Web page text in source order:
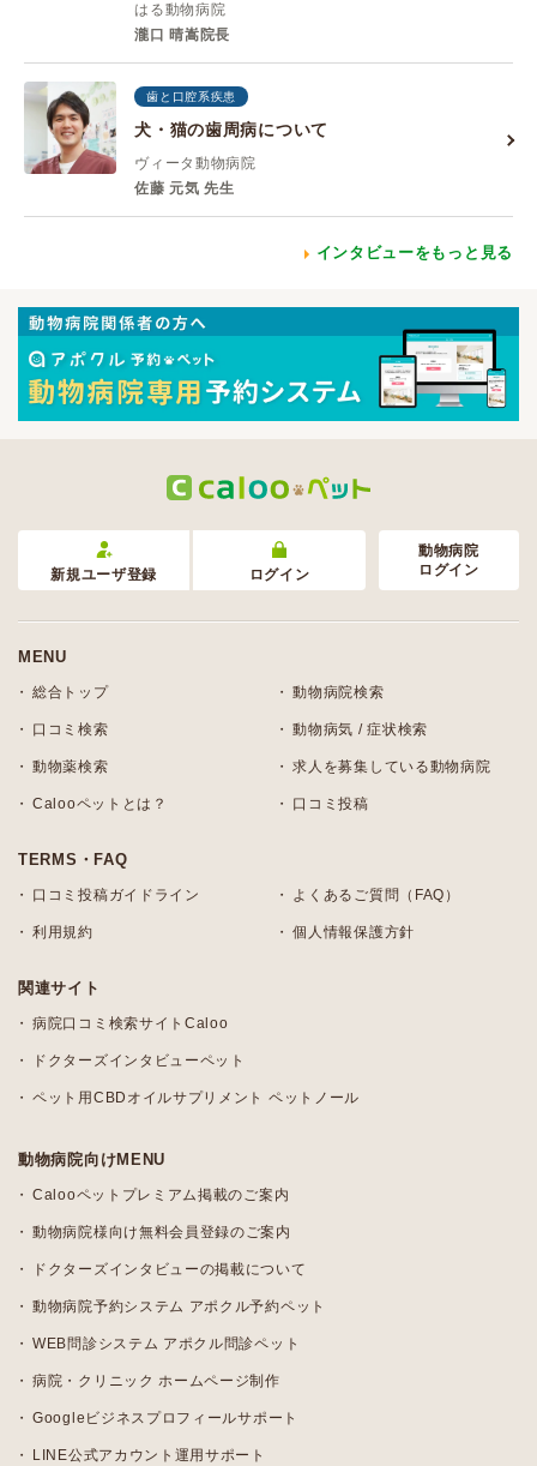
はる動物病院
瀧口 晴嵩院長
歯と口腔系疾患
犬・猫の歯周病について
ヴィータ動物病院
佐藤 元気 先生
インタビューをもっと見る
新規ユーザ登録 ログイン
動物病院
ログイン
MENU
総合トップ 動物病院検索
口コミ検索 動物病気 / 症状検索
動物薬検索 求人を募集している動物病院
Calooペットとは？ 口コミ投稿
TERMS・FAQ
口コミ投稿ガイドライン よくあるご質問（FAQ）
利用規約 個人情報保護方針
関連サイト
病院口コミ検索サイトCaloo
ドクターズインタビューペット
ペット用CBDオイルサプリメント ペットノール
動物病院向けMENU
Calooペットプレミアム掲載のご案内
動物病院様向け無料会員登録のご案内
ドクターズインタビューの掲載について
動物病院予約システム アポクル予約ペット
WEB問診システム アポクル問診ペット
病院・クリニック ホームページ制作
Googleビジネスプロフィールサポート
LINE公式アカウント運用サポート